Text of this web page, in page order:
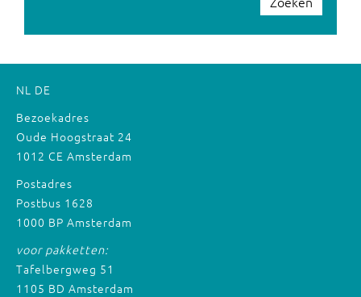
NL DE
Bezoekadres
Oude Hoogstraat 24
1012 CE Amsterdam
Postadres
Postbus 1628
1000 BP Amsterdam
voor pakketten:
Tafelbergweg 51
1105 BD Amsterdam